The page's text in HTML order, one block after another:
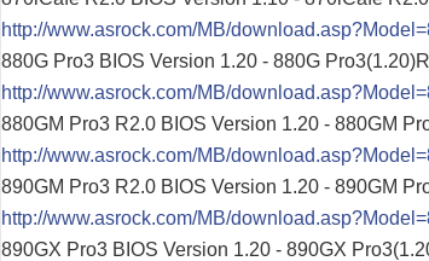
http://www.asrock.com/MB/
880G Pro3 BIOS Version 1.20 - 880G
http://www.asrock.com/MB/
880GM Pro3 R2.0 BIOS Version 1.20 - 880GM
http://www.asrock.com/MB/
890GM Pro3 R2.0 BIOS Version 1.20 - 890GM
http://www.asrock.com/MB/
890GX Pro3 BIOS Version 1.20 - 890GX